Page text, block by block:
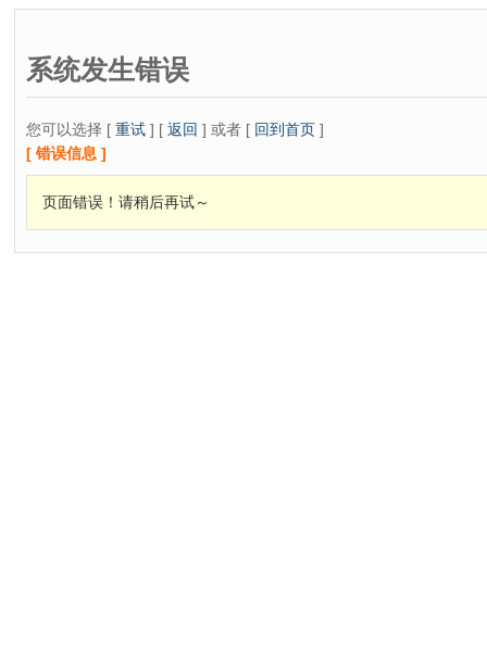
系统发生错误
您可以选择 [ 重试 ] [ 返回 ] 或者 [ 回到首页 ]
[ 错误信息 ]
页面错误！请稍后再试～